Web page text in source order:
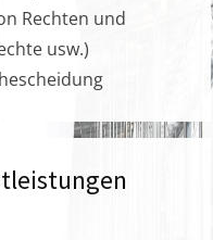
Rechten und
usw.)